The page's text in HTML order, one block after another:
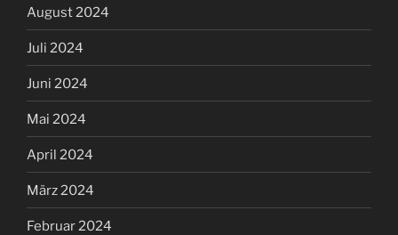
August 2024
Juli 2024
Juni 2024
Mai 2024
April 2024
März 2024
Februar 2024